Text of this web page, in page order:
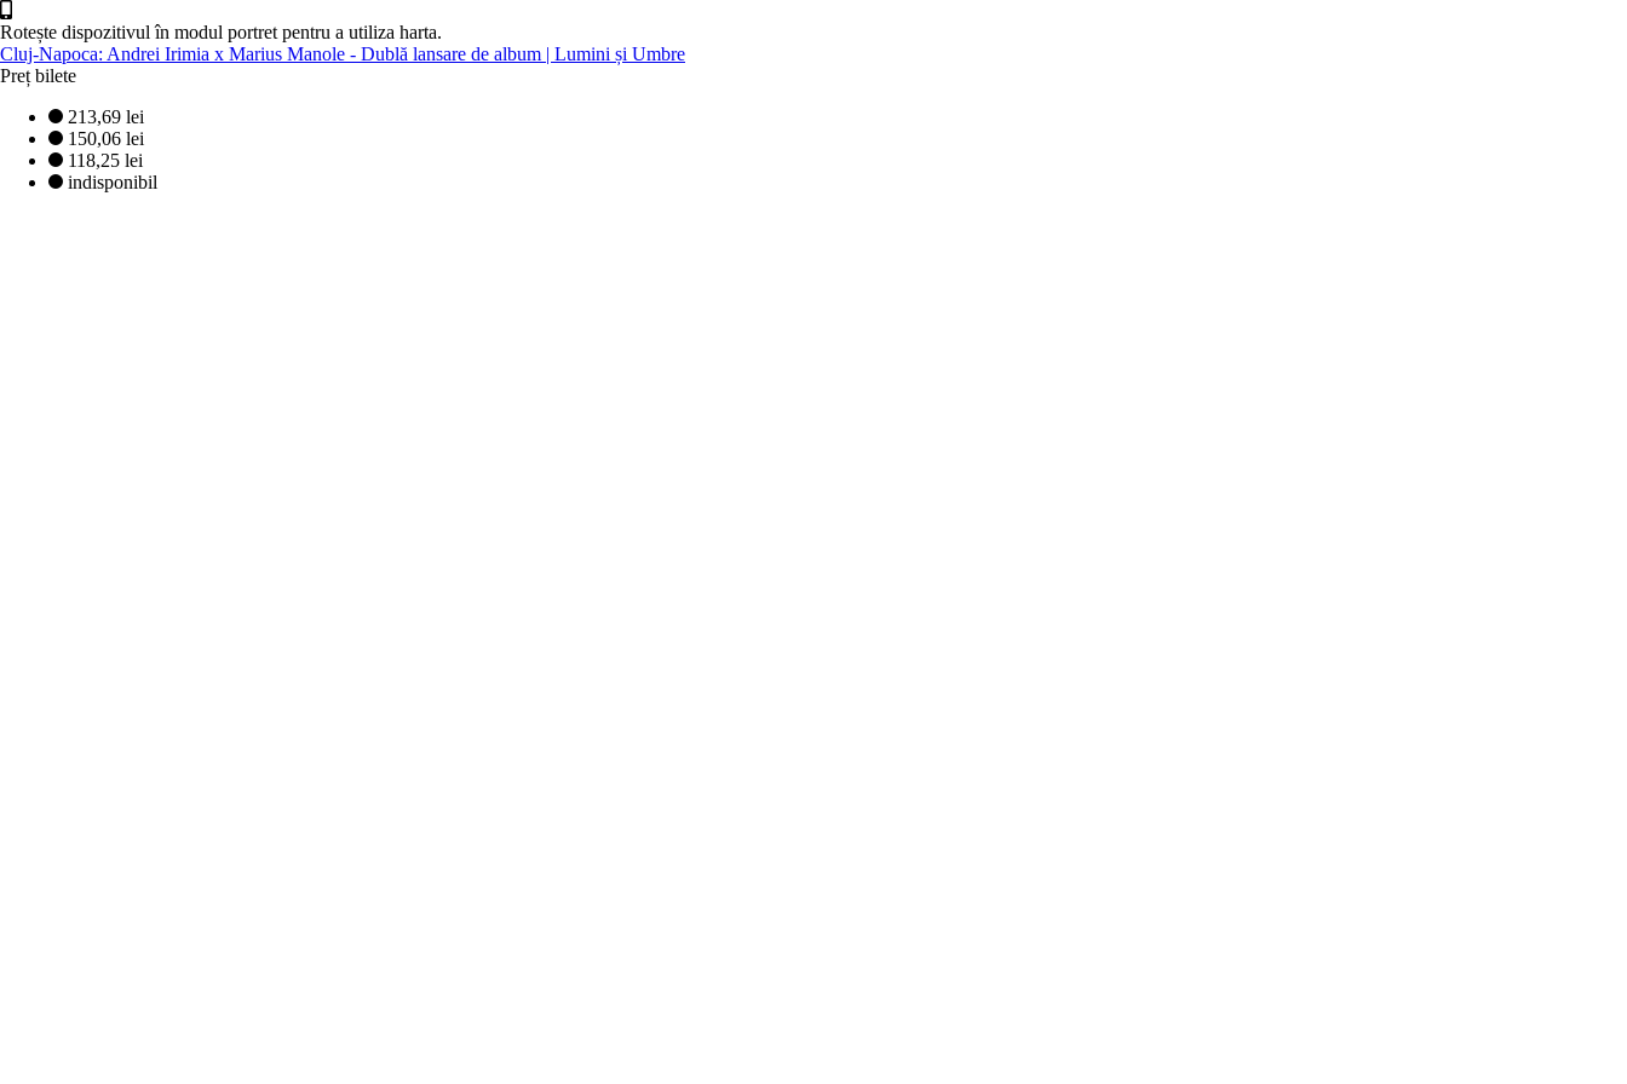
Rotește dispozitivul în modul portret pentru a utiliza harta.
Cluj-Napoca: Andrei Irimia x Marius Manole - Dublă lansare de album | Lumini și Umbre
Preț bilete
213,69 lei
150,06 lei
118,25 lei
indisponibil